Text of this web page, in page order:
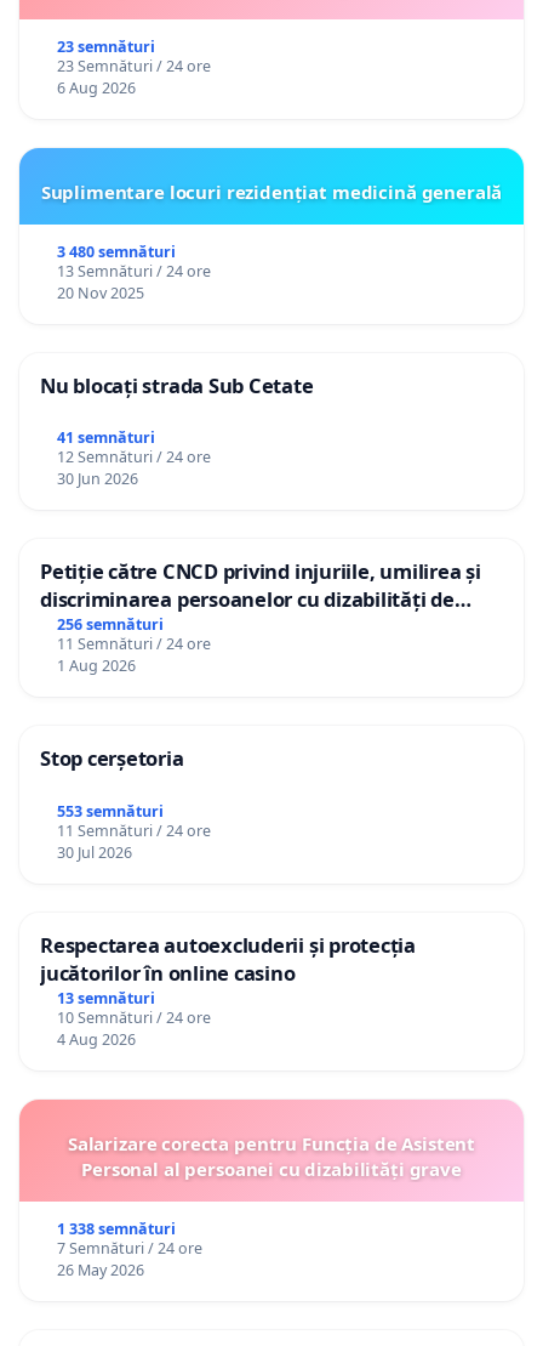
23 semnături
23 Semnături / 24 ore
6 Aug 2026
Suplimentare locuri rezidențiat medicină generală
3 480 semnături
13 Semnături / 24 ore
20 Nov 2025
Nu blocați strada Sub Cetate
41 semnături
12 Semnături / 24 ore
30 Jun 2026
Petiție către CNCD privind injuriile, umilirea și
discriminarea persoanelor cu dizabilități de
către utilizatorul TikTok „Gorici”
256 semnături
11 Semnături / 24 ore
1 Aug 2026
Stop cerșetoria
553 semnături
11 Semnături / 24 ore
30 Jul 2026
Respectarea autoexcluderii și protecția
jucătorilor în online casino
13 semnături
10 Semnături / 24 ore
4 Aug 2026
Salarizare corecta pentru Funcția de Asistent
Personal al persoanei cu dizabilități grave
1 338 semnături
7 Semnături / 24 ore
26 May 2026